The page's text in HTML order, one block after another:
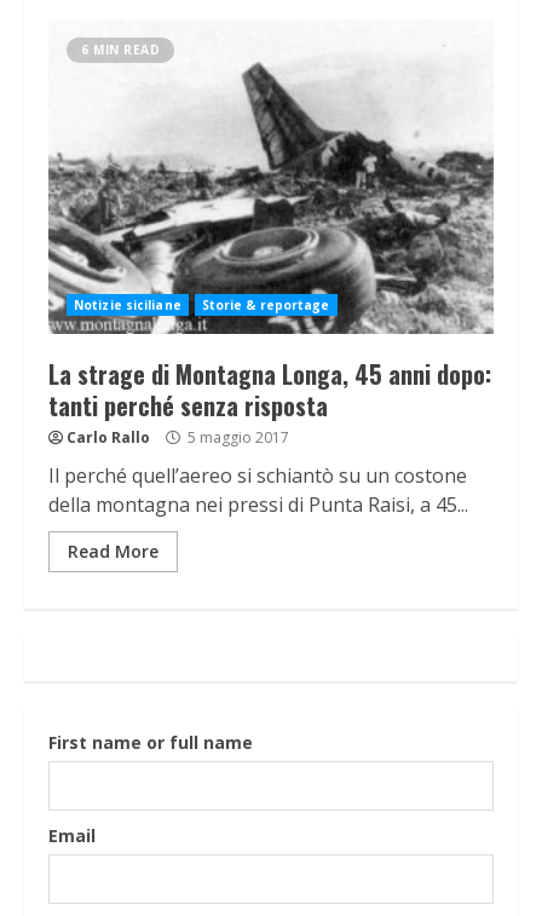
6 MIN READ
Notizie siciliane Storie & reportage
La strage di Montagna Longa, 45 anni dopo:
tanti perché senza risposta
Carlo Rallo 5 maggio 2017
Il perché quell’aereo si schiantò su un costone
della montagna nei pressi di Punta Raisi, a 45...
Read More
First name or full name
Email